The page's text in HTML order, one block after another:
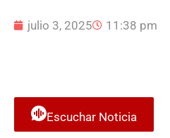
julio 3, 2025 11:38 pm
Escuchar Noticia